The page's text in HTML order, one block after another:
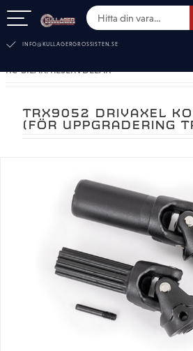
INFO@KULLAGERGROSSISTEN.SE
RC-BILAR. RESERVDELAR
TRX9052 DRIVAXEL
(FÖR UPPGRADERING